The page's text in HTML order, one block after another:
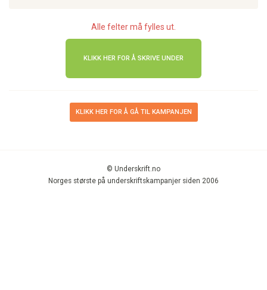
Alle felter må fylles ut.
KLIKK HER FOR Å GÅ TIL KAMPANJEN
© Underskrift.no
Norges største på underskriftskampanjer siden 2006